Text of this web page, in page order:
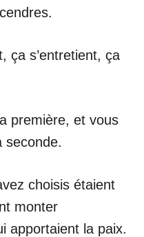
ça s’entretient, ça
première, et vous
seconde.
choisis étaient
monter
apportaient la paix.